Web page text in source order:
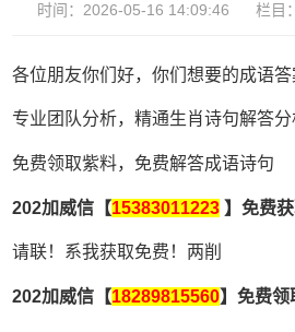
时间：2026-05-16 14:09:46 栏目：
各位朋友你们好，你们想要的成语
专业团队分析，精通生肖诗句解答
免费领取紫料，免费解答成语诗句
202加威信【15383011223 】免费
请联！系我获取免费！两削
202加威信【18289815560】免费领